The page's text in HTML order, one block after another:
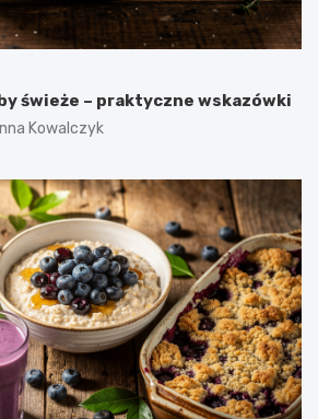
świeże – praktyczne wskazówki
Kowalczyk